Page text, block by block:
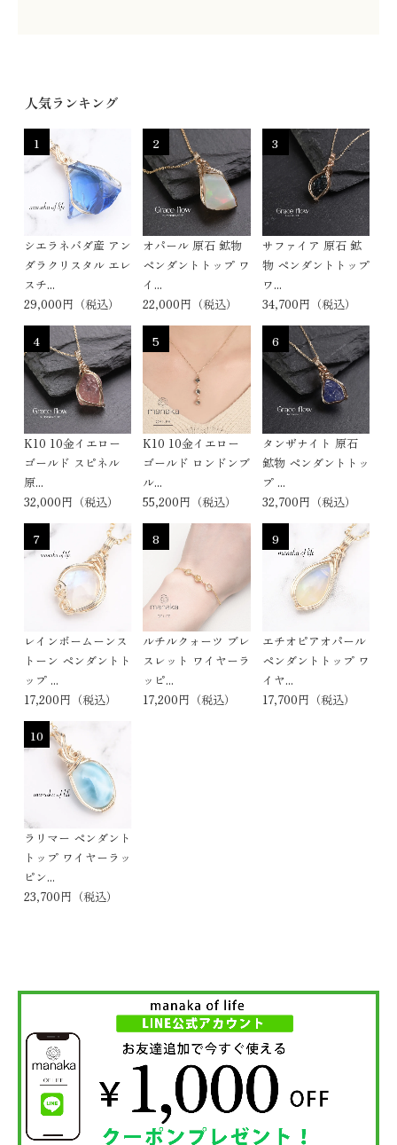
人気ランキング
1
シエラネバダ産 アン
ダラクリスタル エレ
スチ...
29,000円（税込）
2
オパール 原石 鉱物
ペンダントトップ ワ
イ...
22,000円（税込）
3
サファイア 原石 鉱
物 ペンダントトップ
ワ...
34,700円（税込）
4
K10 10金イエロー
ゴールド スピネル
原...
32,000円（税込）
5
K10 10金イエロー
ゴールド ロンドンブ
ル...
55,200円（税込）
6
タンザナイト 原石
鉱物 ペンダントトッ
プ ...
32,700円（税込）
7
レインボームーンス
トーン ペンダントト
ップ ...
17,200円（税込）
8
ルチルクォーツ ブレ
スレット ワイヤーラ
ッピ...
17,200円（税込）
9
エチオピアオパール
ペンダントトップ ワ
イヤ...
17,700円（税込）
10
ラリマー ペンダント
トップ ワイヤーラッ
ピン...
23,700円（税込）